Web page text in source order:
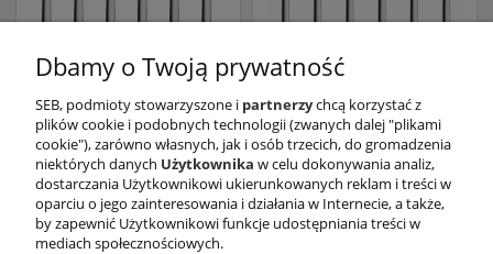
Komplet 6 łyżeczek
Nuova do lodów
94,99 zł
Komplet 6 łyżeczek
Nuova 13,5cm do kawy
94,99 zł
Dbamy o Twoją prywatność
SEB, podmioty stowarzyszone i partnerzychcą korzystać z
plików cookie i podobnych technologii (zwanych dalej "plikami
cookie"), zarówno własnych, jak i osób trzecich, do gromadzenia
niektórych danych Użytkownika w celu dokonywania analiz,
dostarczania Użytkownikowi ukierunkowanych reklam i treści w
oparciu o jego zainteresowania i działania w Internecie, a także,
by zapewnić Użytkownikowi funkcje udostępniania treści w
mediach społecznościowych.